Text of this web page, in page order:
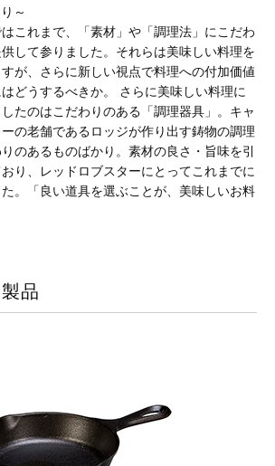
～
これまで、「素材」や「調理法」にこだわ
して参りました。それらは美味しい料理を
が、さらに新しい視点で料理への付加価値
どうするべきか。 さらに美味しい料理に
たのはこだわりのある「調理器具」。キャ
の老舗であるロッジが作り出す鋳物の調理
のあるものばかり。素材の良さ・旨味を引
り、レッドロブスターにとってこれまでに
。「良い道具を選ぶことが、美味しいお料
品